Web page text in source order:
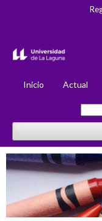
Inicio Actual